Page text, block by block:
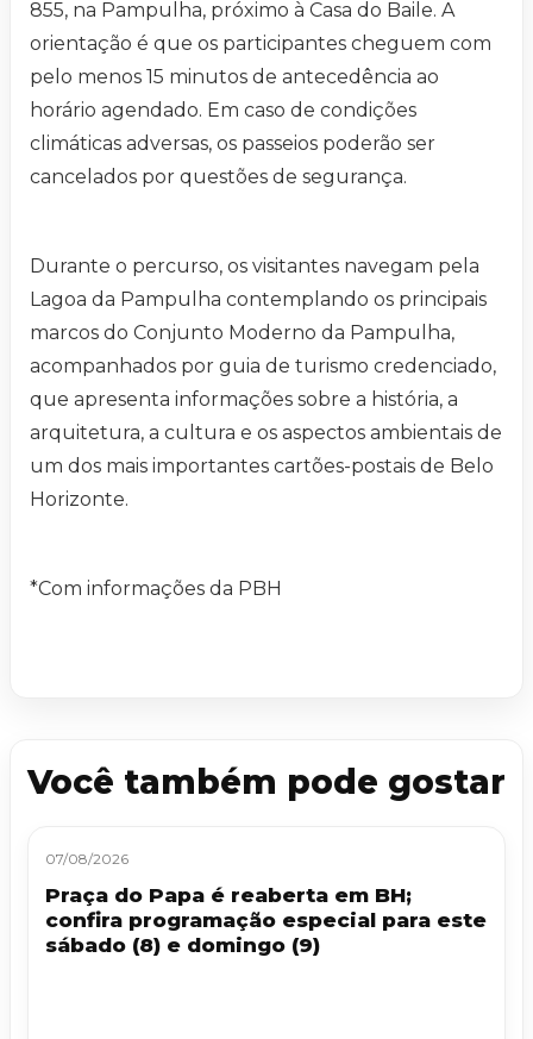
855, na Pampulha, próximo à Casa do Baile. A
orientação é que os participantes cheguem com
pelo menos 15 minutos de antecedência ao
horário agendado. Em caso de condições
climáticas adversas, os passeios poderão ser
cancelados por questões de segurança.
Durante o percurso, os visitantes navegam pela
Lagoa da Pampulha contemplando os principais
marcos do Conjunto Moderno da Pampulha,
acompanhados por guia de turismo credenciado,
que apresenta informações sobre a história, a
arquitetura, a cultura e os aspectos ambientais de
um dos mais importantes cartões-postais de Belo
Horizonte.
*Com informações da PBH
Você também pode gostar
07/08/2026
Praça do Papa é reaberta em BH;
confira programação especial para este
sábado (8) e domingo (9)